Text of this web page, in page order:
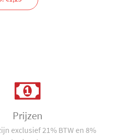
Prijzen
exclusief 21% BTW en 8%